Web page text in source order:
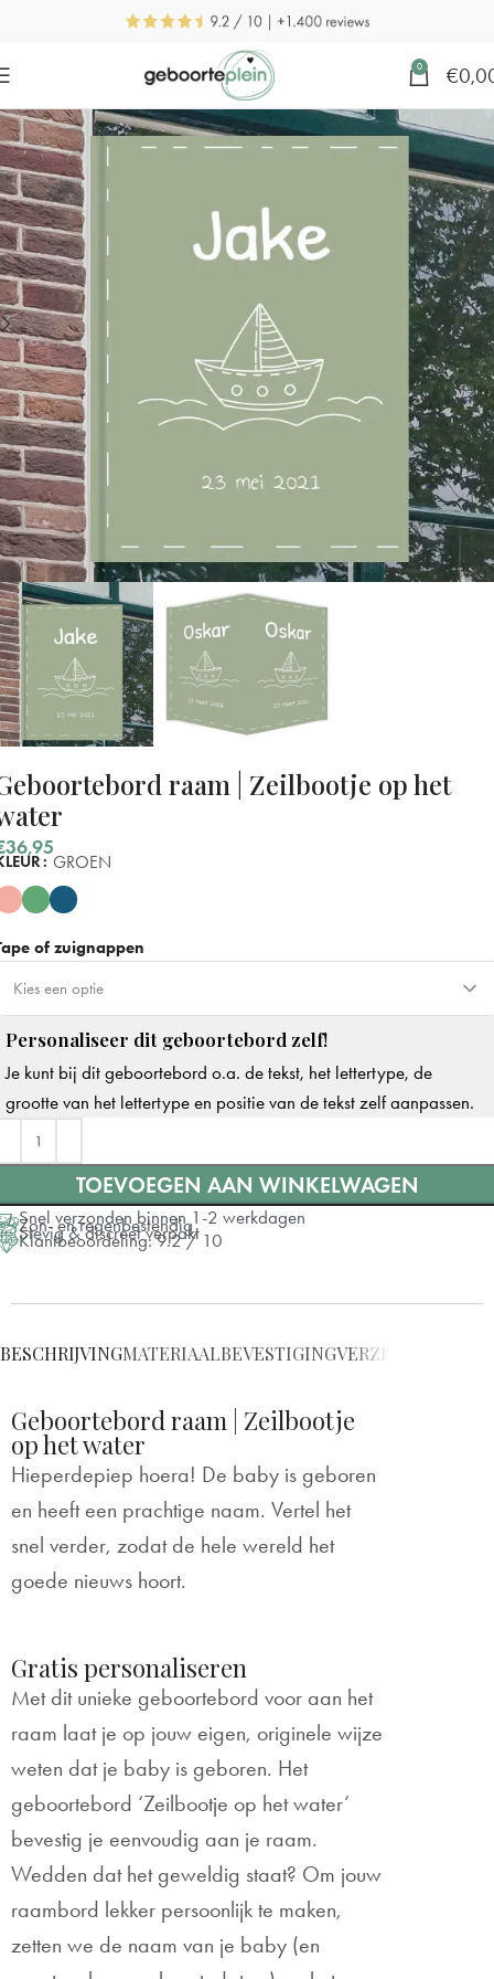
0 €
raam | Zeilbootje op het
36,95
GROEN
of zuignappen
Kies een optie
Dubbelzijdige tape
Zuignappen + €7
Personaliseer dit geboortebord zelf!
Je kunt bij dit geboortebord o.a. de tekst, het lettertype, de
grootte van het lettertype en positie van de tekst zelf aanpassen.
TOEVOEGEN AAN WINKELWAGEN
Snel verzonden binnen 1-2 werkdagen
Zon- en regenbestendig
Stevig & discreet verpakt
Klantbeoordeling: 9.2 / 10
BESCHRIJVINGMATERIAALBEVESTIGINGVERZENDING
Geboortebord raam | Zeilbootje
op het water
Hieperdepiep hoera! De baby is geboren
en heeft een prachtige naam. Vertel het
snel verder, zodat de hele wereld het
goede nieuws hoort.
Gratis personaliseren
Met dit unieke geboortebord voor aan het
raam laat je op jouw eigen, originele wijze
weten dat je baby is geboren. Het
geboortebord ‘Zeilbootje op het water’
bevestig je eenvoudig aan je raam.
Wedden dat het geweldig staat? Om jouw
raambord lekker persoonlijk te maken,
zetten we de naam van je baby (en